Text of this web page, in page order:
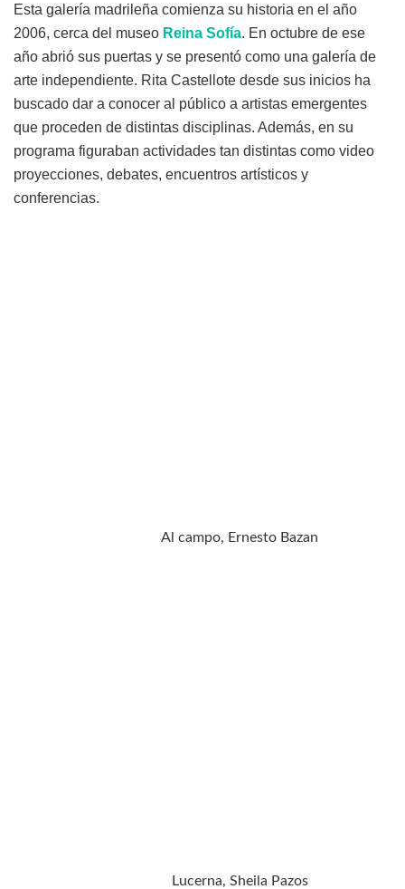
Esta galería madrileña comienza su historia en el año
2006, cerca del museo Reina Sofía. En octubre de ese
año abrió sus puertas y se presentó como una galería de
arte independiente. Rita Castellote desde sus inicios ha
buscado dar a conocer al público a artistas emergentes
que proceden de distintas disciplinas. Además, en su
programa figuraban actividades tan distintas como video
proyecciones, debates, encuentros artísticos y
conferencias.
Al campo, Ernesto Bazan
Lucerna, Sheila Pazos